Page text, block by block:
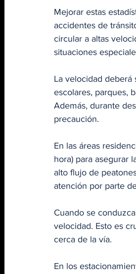
Mejorar estas
accidentes de
circular a altas
situaciones
La velocidad deberá
escolares, parques,
Además, durante
precaución.
En las áreas
hora) para asegurar
alto flujo de
atención por parte
Cuando se
velocidad. Esto es
cerca de la vía.
En los